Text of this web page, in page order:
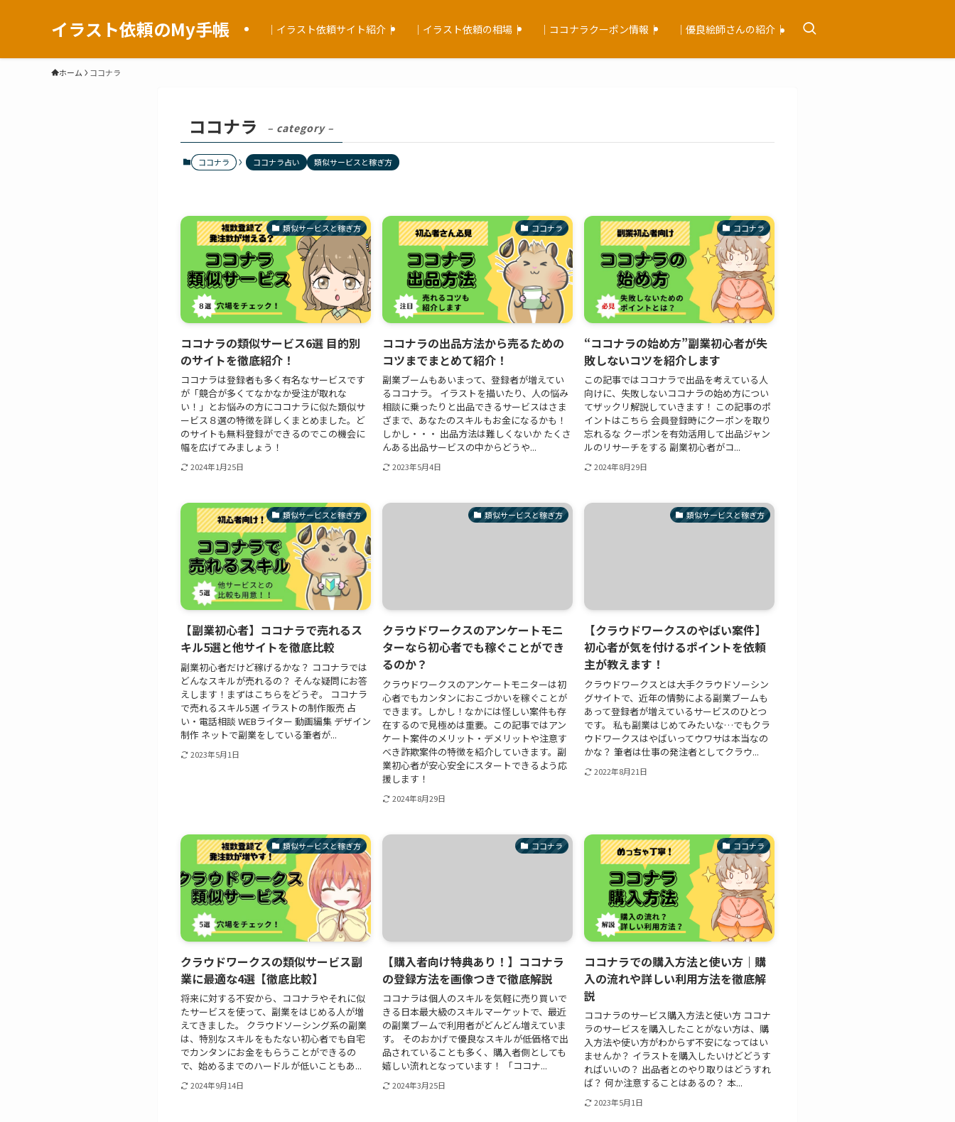
イラスト依頼のMy手帳 ｜イラスト依頼サイト紹介｜ ｜イラスト依頼の相場｜ ｜ココナラクーポン情報｜ ｜優良絵師さんの紹介｜
ホーム ココナラ
ココナラ – category –
ココナラ ココナラ占い 類似サービスと稼ぎ方
類似サービスと稼ぎ方
ココナラの類似サービス6選 目的別
のサイトを徹底紹介！
ココナラは登録者も多く有名なサービスです
が「競合が多くてなかなか受注が取れな
い！」とお悩みの方にココナラに似た類似サ
ービス８選の特徴を詳しくまとめました。ど
のサイトも無料登録ができるのでこの機会に
幅を広げてみましょう！
2024年1月25日
ココナラ
ココナラの出品方法から売るための
コツまでまとめて紹介！
副業ブームもあいまって、登録者が増えてい
るココナラ。 イラストを描いたり、人の悩み
相談に乗ったりと出品できるサービスはさま
ざまで、あなたのスキルもお金になるかも！
しかし・・・ 出品方法は難しくないか たくさ
んある出品サービスの中からどうや...
2023年5月4日
ココナラ
“ココナラの始め方”副業初心者が失
敗しないコツを紹介します
この記事ではココナラで出品を考えている人
向けに、失敗しないココナラの始め方につい
てザックリ解説していきます！ この記事のポ
イントはこちら 会員登録時にクーポンを取り
忘れるな クーポンを有効活用して出品ジャン
ルのリサーチをする 副業初心者がコ...
2024年8月29日
類似サービスと稼ぎ方
【副業初心者】ココナラで売れるス
キル5選と他サイトを徹底比較
副業初心者だけど稼げるかな？ ココナラでは
どんなスキルが売れるの？ そんな疑問にお答
えします！まずはこちらをどうぞ。 ココナラ
で売れるスキル5選 イラストの制作販売 占
い・電話相談 WEBライター 動画編集 デザイン
制作 ネットで副業をしている筆者が...
2023年5月1日
類似サービスと稼ぎ方
クラウドワークスのアンケートモニ
ターなら初心者でも稼ぐことができ
るのか？
クラウドワークスのアンケートモニターは初
心者でもカンタンにおこづかいを稼ぐことが
できます。しかし！なかには怪しい案件も存
在するので見極めは重要。この記事ではアン
ケート案件のメリット・デメリットや注意す
べき詐欺案件の特徴を紹介していきます。副
業初心者が安心安全にスタートできるよう応
援します！
2024年8月29日
類似サービスと稼ぎ方
【クラウドワークスのやばい案件】
初心者が気を付けるポイントを依頼
主が教えます！
クラウドワークスとは大手クラウドソーシン
グサイトで、近年の情勢による副業ブームも
あって登録者が増えているサービスのひとつ
です。 私も副業はじめてみたいな…でもクラ
ウドワークスはやばいってウワサは本当なの
かな？ 筆者は仕事の発注者としてクラウ...
2022年8月21日
類似サービスと稼ぎ方
クラウドワークスの類似サービス副
業に最適な4選【徹底比較】
将来に対する不安から、ココナラやそれに似
たサービスを使って、副業をはじめる人が増
えてきました。 クラウドソーシング系の副業
は、特別なスキルをもたない初心者でも自宅
でカンタンにお金をもらうことができるの
で、始めるまでのハードルが低いこともあ...
2024年9月14日
ココナラ
【購入者向け特典あり！】ココナラ
の登録方法を画像つきで徹底解説
ココナラは個人のスキルを気軽に売り買いで
きる日本最大級のスキルマーケットで、最近
の副業ブームで利用者がどんどん増えていま
す。 そのおかげで優良なスキルが低価格で出
品されていることも多く、購入者側としても
嬉しい流れとなっています！ 「ココナ...
2024年3月25日
ココナラ
ココナラでの購入方法と使い方｜購
入の流れや詳しい利用方法を徹底解
説
ココナラのサービス購入方法と使い方 ココナ
ラのサービスを購入したことがない方は、購
入方法や使い方がわからず不安になってはい
ませんか？ イラストを購入したいけどどうす
ればいいの？ 出品者とのやり取りはどうすれ
ば？ 何か注意することはあるの？ 本...
2023年5月1日